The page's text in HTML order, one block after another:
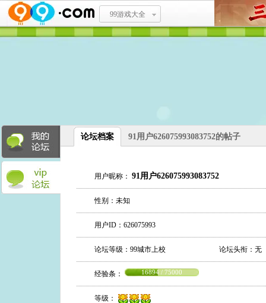
99游戏大全
论坛档案 91用户626075993083752的帖子
用户昵称： 91用户626075993083752
性别：未知
用户ID：626075993
论坛等级：99城市上校 论坛头衔：无
经验条： 16894 / 75000
等级：